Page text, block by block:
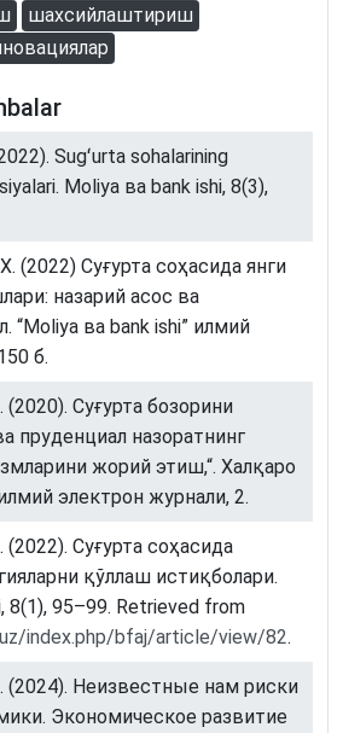
шахсийлаштириш
Sugʻurta sohalarining
Moliya ва bank ishi, 8(3),
(2022) Суғурта соҳасида янги
назарий асос ва
“Moliya ва bank ishi” илмий
б.
Суғурта бозорини
пруденциал назоратнинг
жорий этиш,“. Халқаро
электрон журнали, 2.
Суғурта соҳасида
қўллаш истиқболари.
8(1), 95–99. Retrieved from
index.php/bfaj/article/view/82.
(2024). Неизвестные нам риски
Экономическое развитие